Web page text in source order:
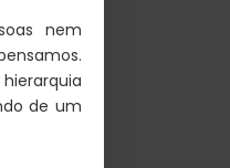
nem
de um